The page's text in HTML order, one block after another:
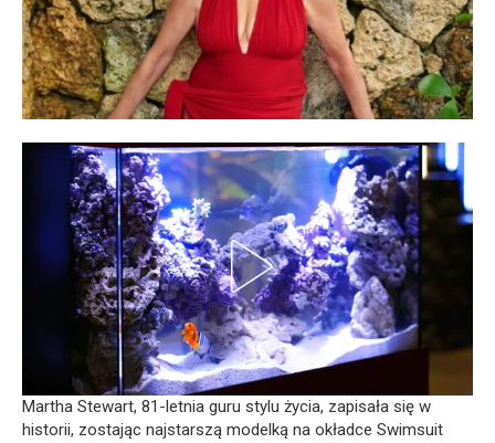
Martha Stewart, 81-letnia guru stylu życia, zapisała się w
historii, zostając najstarszą modelką na okładce Swimsuit